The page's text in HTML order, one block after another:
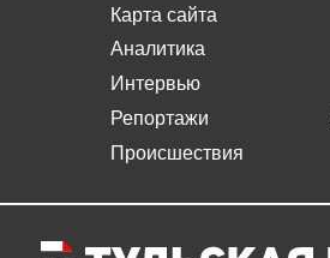
Карта сайта
Аналитика
Интервью
Репортажи
Происшествия